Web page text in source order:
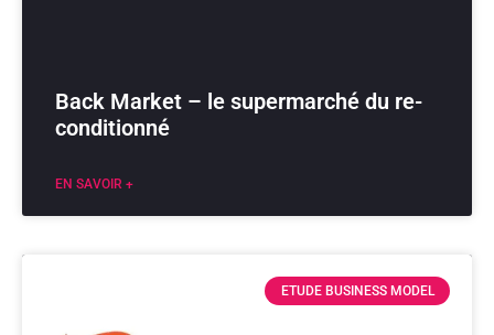
Back Market – le supermarché du re-
conditionné
EN SAVOIR +
ETUDE BUSINESS MODEL